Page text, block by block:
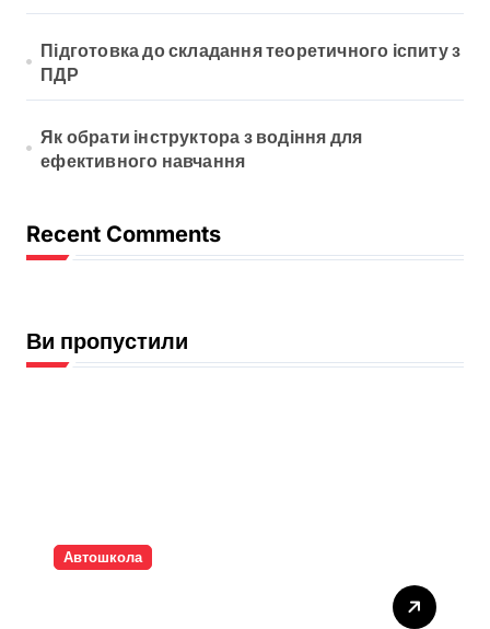
Підготовка до складання теоретичного іспиту з
ПДР
Як обрати інструктора з водіння для
ефективного навчання
Recent Comments
Ви пропустили
Автошкола